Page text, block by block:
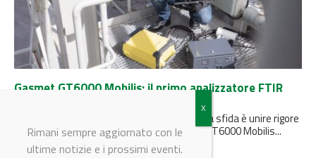
Gasmet GT6000 Mobilis: il primo analizzatore FTIR
Quando si parla di emissioni in atmosfera, la sfida è unire rigore
scientifico e praticità operativa. Il Gasmet GT6000 Mobilis...
Rimani sempre aggiornato con le
ultime notizie e i prossimi eventi.